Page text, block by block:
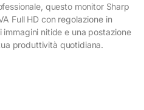
questo monitor Sharp
Full HD con regolazione in
nitide e una postazione
produttività quotidiana.